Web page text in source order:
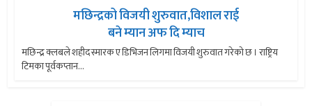
मछिन्द्रको विजयी शुरुवात,विशाल राई
बने म्यान अफ दि म्याच
मछिन्द्र क्लबले शहीद स्मारक ए डिभिजन लिगमा विजयी शुरुवात गरेको छ । राष्ट्रिय
टिमका पूर्वकप्तान...